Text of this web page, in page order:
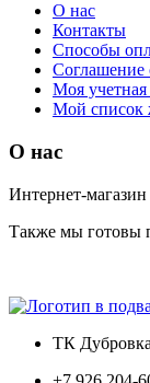
О нас
Контакты
Способы
Соглашение
Моя учетная
Мой список
О нас
Интернет-магазин
Также мы готовы
ТК